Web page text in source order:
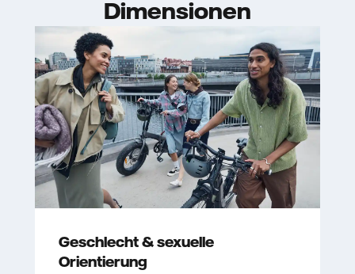
Dimensionen
Geschlecht & sexuelle
Orientierung